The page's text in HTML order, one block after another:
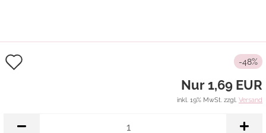
-48%
Nur 1,69 EUR
inkl. 19% MwSt. zzgl. Versand